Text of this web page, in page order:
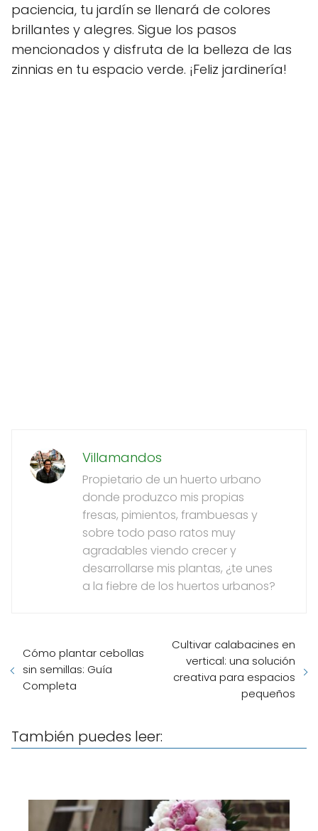
paciencia, tu jardín se llenará de colores
brillantes y alegres. Sigue los pasos
mencionados y disfruta de la belleza de las
zinnias en tu espacio verde. ¡Feliz jardinería!
Villamandos
Propietario de un huerto urbano
donde produzco mis propias
fresas, pimientos, frambuesas y
sobre todo paso ratos muy
agradables viendo crecer y
desarrollarse mis plantas, ¿te unes
a la fiebre de los huertos urbanos?
Cómo plantar cebollas
sin semillas: Guía
Completa
Cultivar calabacines en
vertical: una solución
creativa para espacios
pequeños
También puedes leer: